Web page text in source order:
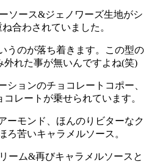
ソース&ジェノワーズ生地がシ
合わされていました。
うのが落ち着きます。
この型の
外れた事が無いんですよね(笑)
ションのチョコレートコポー、
レートが乗せられています。
ーモンド、ほんのりビターなク
ろ苦いキャラメルソース。
ーム&再びキャラメルソースと